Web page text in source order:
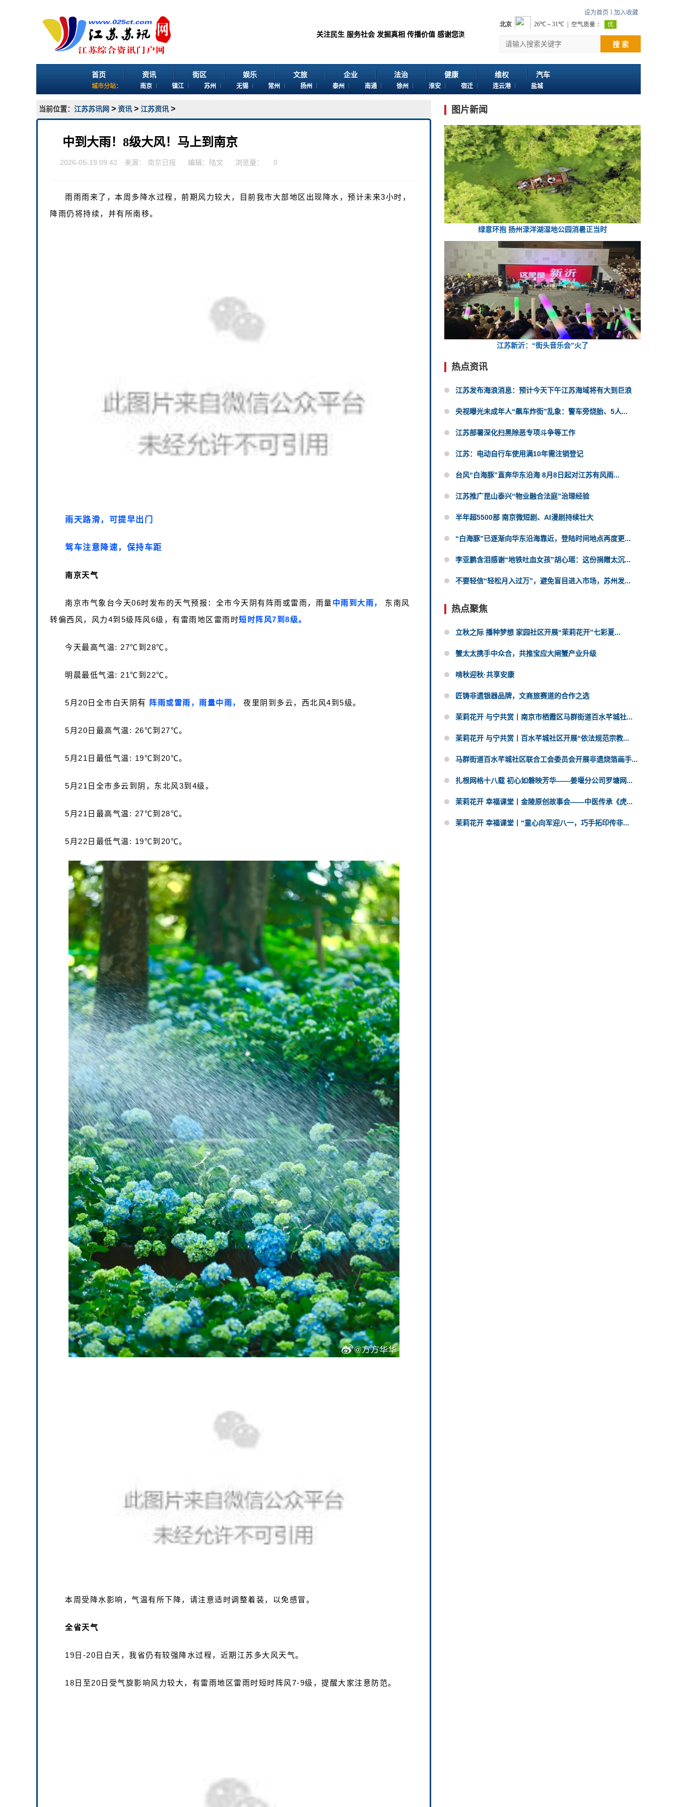
设为首页 加入收藏
关注民生 服务社会 发掘真相 传播价值 感谢您浏览江苏苏讯网。 欢迎投稿：邮箱724922822@qq.com 客服电话：025-
搜 索
首页 资讯 街区 娱乐 文旅 企业 法治 健康 维权 汽车
城市分站： 南京 镇江 苏州 无锡 常州 扬州 泰州 南通 徐州 淮安 宿迁 连云港 盐城
当前位置： 江苏苏讯网 > 资讯 > 江苏资讯 >
中到大雨！8级大风！马上到南京
2026-05-19 09:42 来源： 南京日报 编辑：陆文 浏览量： 0
雨雨雨来了，本周多降水过程，前期风力较大，目前我市大部地区出现降水，预计未来3小时，
降雨仍将持续，并有所南移。
雨天路滑，可提早出门
驾车注意降速，保持车距
南京天气
南京市气象台今天06时发布的天气预报：全市今天阴有阵雨或雷雨，雨量中雨到大雨，
东南风
转偏西风，风力4到5级阵风6级，有雷雨地区雷雨时短时阵风7到8级。
今天最高气温: 27℃到28℃。
明晨最低气温: 21℃到22℃。
5月20日全市白天阴有 阵雨或雷雨，雨量中雨， 夜里阴到多云，西北风4到5级。
5月20日最高气温: 26℃到27℃。
5月21日最低气温: 19℃到20℃。
5月21日全市多云到阴，东北风3到4级。
5月21日最高气温: 27℃到28℃。
5月22日最低气温: 19℃到20℃。
本周受降水影响，气温有所下降，请注意适时调整着装，以免感冒。
全省天气
19日-20日白天，我省仍有较强降水过程，近期江苏多大风天气。
18日至20日受气旋影响风力较大，有雷雨地区雷雨时短时阵风7-9级，提醒大家注意防范。
图片新闻
绿意环抱 扬州渌洋湖湿地公园消暑正当时
江苏新沂：“街头音乐会”火了
热点资讯
江苏发布海浪消息：预计今天下午江苏海域将有大到巨浪
央视曝光未成年人“飙车炸街”乱象：警车旁烧胎、5人...
江苏部署深化扫黑除恶专项斗争等工作
江苏：电动自行车使用满10年需注销登记
台风“白海豚”直奔华东沿海 8月8日起对江苏有风雨...
江苏推广昆山泰兴“物业融合法庭”治理经验
半年超5500部 南京微短剧、AI漫剧持续壮大
“白海豚”已逐渐向华东沿海靠近，登陆时间地点再度更...
李亚鹏含泪感谢“地铁吐血女孩”胡心瑶：这份捐赠太沉...
不要轻信“轻松月入过万”，避免盲目进入市场，苏州发...
热点聚焦
立秋之际 播种梦想 家园社区开展“茉莉花开”七彩夏...
蟹太太携手中众合，共推宝应大闸蟹产业升级
啃秋迎秋·共享安康
匠铸非遗银器品牌，文商旅赛道的合作之选
茉莉花开 与宁共赏丨南京市栖霞区马群街道百水芊城社...
茉莉花开 与宁共赏丨百水芊城社区开展“依法规范宗教...
马群街道百水芊城社区联合工会委员会开展非遗烧箔画手...
扎根网格十八载 初心如磐映芳华——姜堰分公司罗塘网...
茉莉花开 幸福课堂丨金陵原创故事会——中医传承《虎...
茉莉花开 幸福课堂丨“童心向军迎八一，巧手拓印传非...